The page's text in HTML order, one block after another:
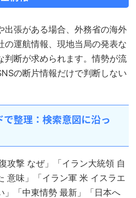
出張がある場合、外務省の海外
の運航情報、現地当局の発表な
判断が求められます。情勢が流
の断片情報だけで判断しない
整理：検索意図に沿っ
攻撃 なぜ」「イラン大統領 自
意味」「イラン軍 米 イスラエ
」「中東情勢 最新」「日本へ